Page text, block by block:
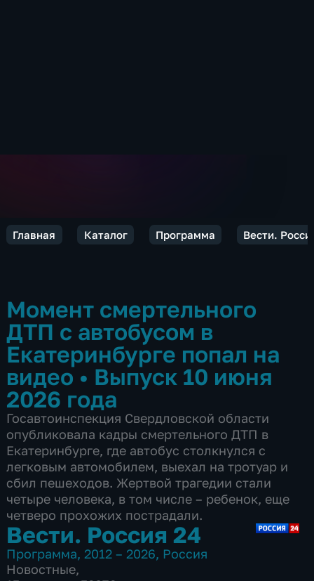
Главная Каталог Программа Вести.
Момент смертельного
ДТП с автобусом в
Екатеринбурге попал на
видео • Выпуск 10 июня
2026 года
Госавтоинспекция Свердловской области
опубликовала кадры смертельного ДТП в
Екатеринбурге, где автобус столкнулся с
легковым автомобилем, выехал на тротуар и
сбил пешеходов. Жертвой трагедии стали
четыре человека, в том числе – ребенок, еще
четверо прохожих пострадали.
Вести. Россия 24
Программа, 2012 – 2026, Россия
Новостные,